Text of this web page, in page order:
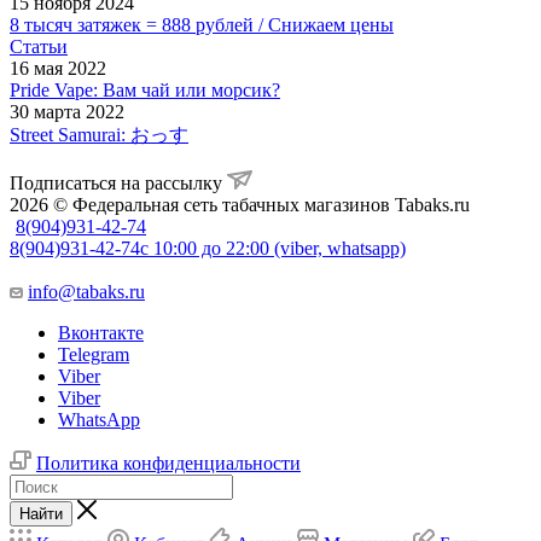
8 тысяч затяжек = 888 рублей / Снижаем цены
Статьи
16 мая 2022
Pride Vape: Вам чай или морсик?
30 марта 2022
Street Samurai: おっす
Подписаться на рассылку
2026 © Федеральная сеть табачных магазинов Tabaks.ru
8(904)931-42-74
8(904)931-42-74с 10:00 до 22:00 (viber, whatsapp)
info@tabaks.ru
Вконтакте
Telegram
Viber
Viber
WhatsApp
Политика конфиденциальности
Найти